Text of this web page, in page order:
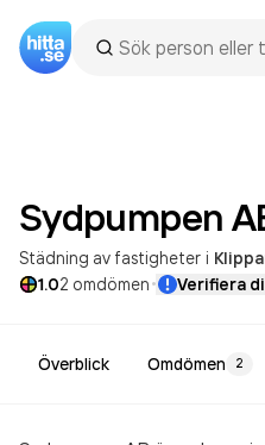
Sydpumpen
Städning av fastigheter i
1.02 omdömen· Verifiera
Överblick Omdömen 2